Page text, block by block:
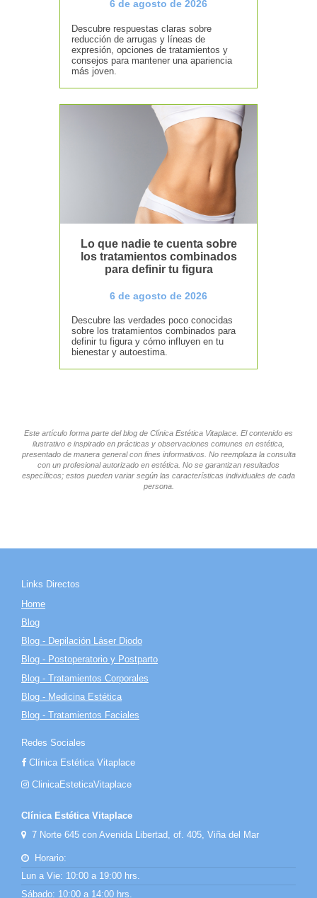
6 de agosto de 2026
Descubre respuestas claras sobre
reducción de arrugas y líneas de
expresión, opciones de tratamientos y
consejos para mantener una apariencia
más joven.
Lo que nadie te cuenta sobre
los tratamientos combinados
para definir tu figura
6 de agosto de 2026
Descubre las verdades poco conocidas
sobre los tratamientos combinados para
definir tu figura y cómo influyen en tu
bienestar y autoestima.
Este artículo forma parte del blog de Clínica Estética Vitaplace. El contenido es
ilustrativo e inspirado en prácticas y observaciones comunes en estética,
presentado de manera general con fines informativos. No reemplaza la consulta
con un profesional autorizado en estética. No se garantizan resultados
específicos; estos pueden variar según las características individuales de cada
persona.
Links Directos
Home
Blog
Blog - Depilación Láser Diodo
Blog - Postoperatorio y Postparto
Blog - Tratamientos Corporales
Blog - Medicina Estética
Blog - Tratamientos Faciales
Redes Sociales
Clínica Estética Vitaplace
ClinicaEsteticaVitaplace
Clínica Estética Vitaplace
7 Norte 645 con Avenida Libertad, of. 405, Viña del Mar
Horario:
Lun a Vie: 10:00 a 19:00 hrs.
Sábado: 10:00 a 14:00 hrs.